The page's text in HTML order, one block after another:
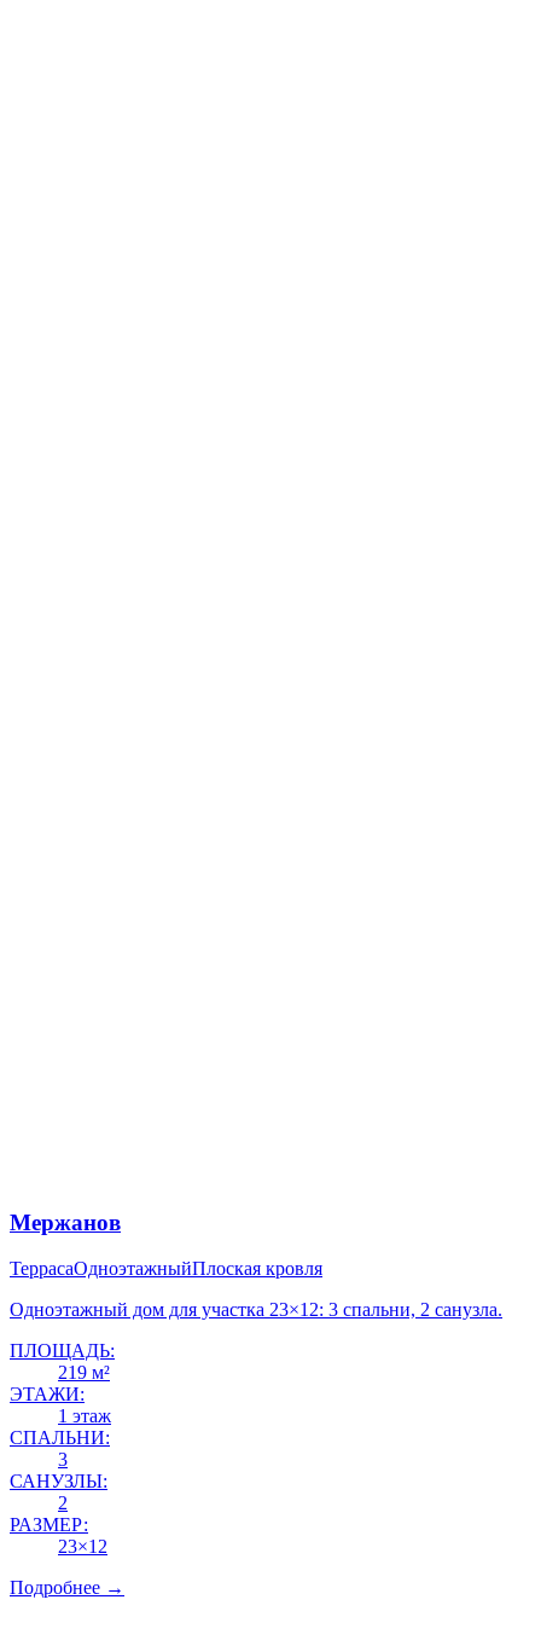
Мержанов
ТеррасаОдноэтажныйПлоская кровля
Одноэтажный дом для участка 23×12: 3 спальни, 2 санузла.
ПЛОЩАДЬ:
219 м²
ЭТАЖИ:
1 этаж
СПАЛЬНИ:
3
САНУЗЛЫ:
2
РАЗМЕР:
23×12
Подробнее →